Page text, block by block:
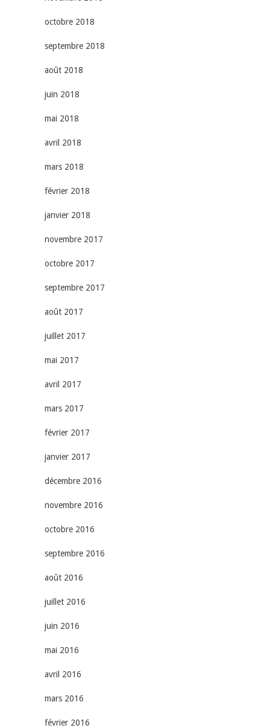
octobre 2018
septembre 2018
août 2018
juin 2018
mai 2018
avril 2018
mars 2018
février 2018
janvier 2018
novembre 2017
octobre 2017
septembre 2017
août 2017
juillet 2017
mai 2017
avril 2017
mars 2017
février 2017
janvier 2017
décembre 2016
novembre 2016
octobre 2016
septembre 2016
août 2016
juillet 2016
juin 2016
mai 2016
avril 2016
mars 2016
février 2016